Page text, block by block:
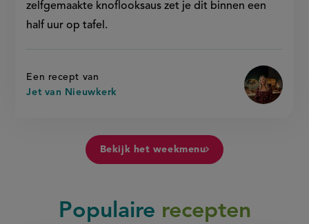
zelfgemaakte knoflooksaus zet je dit binnen een
half uur op tafel.
Een recept van
Jet van Nieuwkerk
Bekijk het weekmenu
Populaire recepten